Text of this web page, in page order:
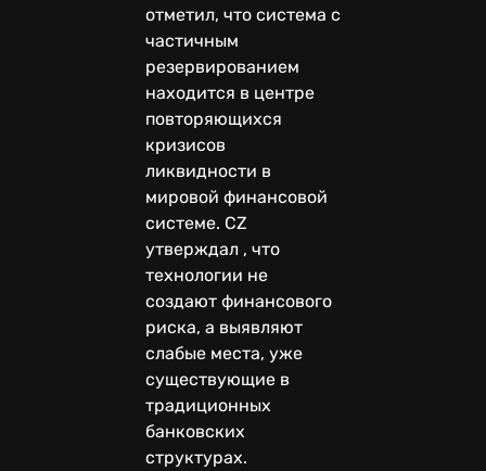
отметил, что система с
частичным
резервированием
находится в центре
повторяющихся
кризисов
ликвидности в
мировой финансовой
системе. CZ
утверждал , что
технологии не
создают финансового
риска, а выявляют
слабые места, уже
существующие в
традиционных
банковских
структурах.